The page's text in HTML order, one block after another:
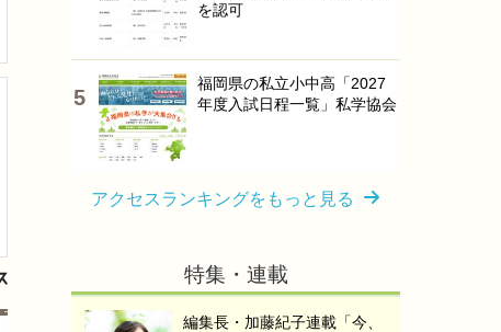
を認可
福岡県の私立小中高「2027
年度入試日程一覧」私学協会
アクセスランキングをもっと見る
特集・連載
編集長・加藤紀子連載「今、